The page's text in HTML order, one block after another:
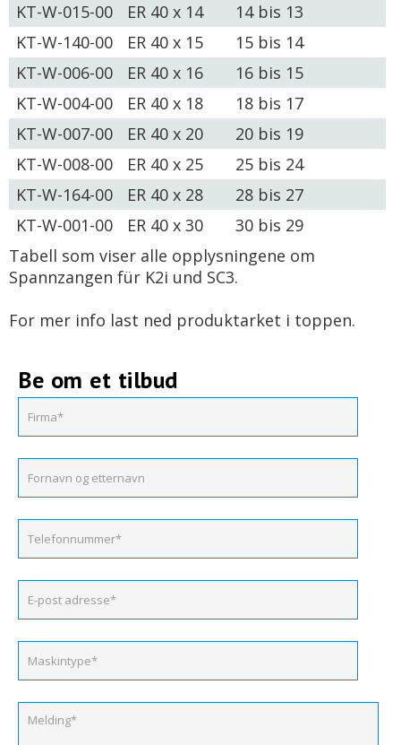
KT-W-015-00
ER 40 x 14
14 bis 13
KT-W-140-00
ER 40 x 15
15 bis 14
KT-W-006-00
ER 40 x 16
16 bis 15
KT-W-004-00
ER 40 x 18
18 bis 17
KT-W-007-00
ER 40 x 20
20 bis 19
KT-W-008-00
ER 40 x 25
25 bis 24
KT-W-164-00
ER 40 x 28
28 bis 27
KT-W-001-00
ER 40 x 30
30 bis 29
Tabell som viser alle opplysningene om
Spannzangen für K2i und SC3.
For mer info last ned produktarket i toppen.
Be om et tilbud